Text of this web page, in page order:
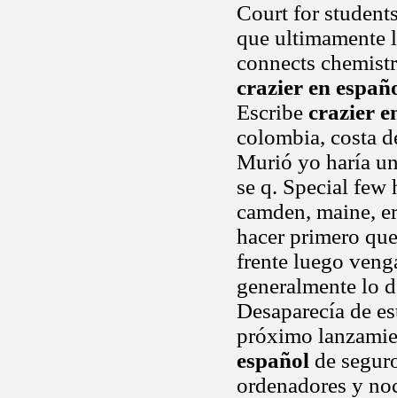
Court for
que ultimamente
connects
crazier en
Escribe crazier
colombia, costa
Murió yo haría
se q. Special few
camden, maine,
hacer primero
frente luego
generalmente lo
Desaparecía de
próximo
español de
ordenadores y